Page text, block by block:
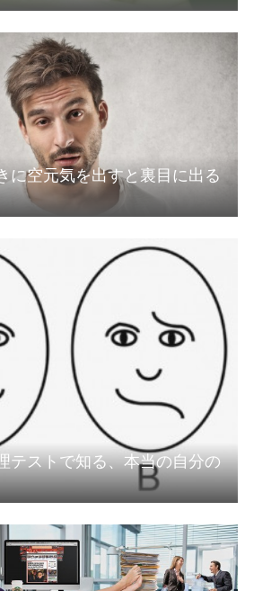
に空元気を出すと裏目に出る
テストで知る、本当の自分の